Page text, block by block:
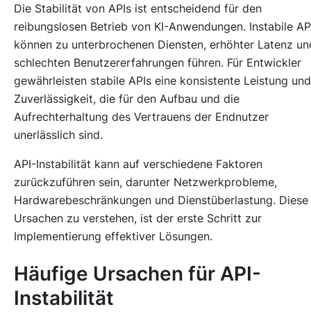
Die Stabilität von APIs ist entscheidend für den
reibungslosen Betrieb von KI-Anwendungen. Instabile
können zu unterbrochenen Diensten, erhöhter Latenz
schlechten Benutzererfahrungen führen. Für Entwickler
gewährleisten stabile APIs eine konsistente Leistung und
Zuverlässigkeit, die für den Aufbau und die
Aufrechterhaltung des Vertrauens der Endnutzer
unerlässlich sind.
API-Instabilität kann auf verschiedene Faktoren
zurückzuführen sein, darunter Netzwerkprobleme,
Hardwarebeschränkungen und Dienstüberlastung. Diese
Ursachen zu verstehen, ist der erste Schritt zur
Implementierung effektiver Lösungen.
Häufige Ursachen für API-
Instabilität